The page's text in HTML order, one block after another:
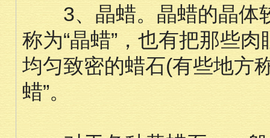
3、晶蜡。晶蜡的晶体
称为“晶蜡”，也有把那些
均匀致密的蜡石(有些地方
蜡”。